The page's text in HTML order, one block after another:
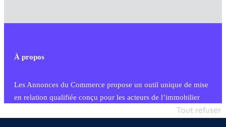
À propos
Les Annonces du Commerce propose un outil unique de mise
en relation qualifiée conçu pour les acteurs de l’immobilier
commercial et les collectivités territoriales, simple et intégrant
Tout refuser